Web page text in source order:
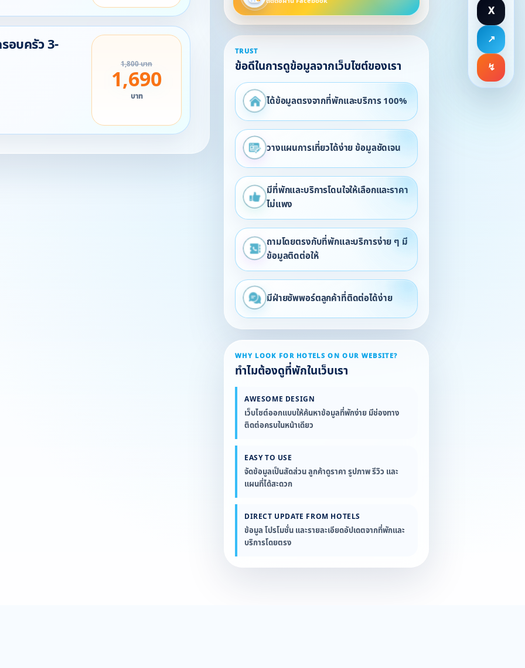
X
↗
↯
อบครัว 3-
1,800 บาท
1,690
บาท
TRUST
ข้อดีในการดูข้อมูลจากเว็บไซต์ของเรา
ได้ข้อมูลตรงจากที่พักและบริการ 100%
วางแผนการเที่ยวได้ง่าย ข้อมูลชัดเจน
มีที่พักและบริการโดนใจให้เลือกและราคา
ไม่แพง
ถามโดยตรงกับที่พักและบริการง่าย ๆ มี
ข้อมูลติดต่อให้
มีฝ่ายซัพพอร์ตลูกค้าที่ติดต่อได้ง่าย
WHY LOOK FOR HOTELS ON OUR WEBSITE?
ทำไมต้องดูที่พักในเว็บเรา
AWESOME DESIGN
เว็บไซต์ออกแบบให้ค้นหาข้อมูลที่พักง่าย มีช่องทาง
ติดต่อครบในหน้าเดียว
EASY TO USE
จัดข้อมูลเป็นสัดส่วน ลูกค้าดูราคา รูปภาพ รีวิว และ
แผนที่ได้สะดวก
DIRECT UPDATE FROM HOTELS
ข้อมูล โปรโมชั่น และรายละเอียดอัปเดตจากที่พักและ
บริการโดยตรง